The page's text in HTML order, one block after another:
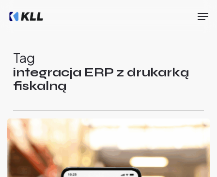
Tag
integracja ERP z drukarką
fiskalną